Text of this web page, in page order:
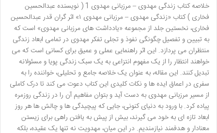
خلاصه کتاب زندگی مهدوی – مرزبانی مهدوی 1 ( نویسنده عبدالحسین
فخاری ) کتاب «زندگی مهدوی – مرزبانی مهدوی ۱» اثر گران قدر عبدالحسین
فخاری، نخستین جلد از مجموعه «یادداشت های مرزبانی مهدوی» است که
به تبیین و تفصیل چگونگی نفوذ و تجلی تفکر مهدوی در تمامی ابعاد زندگی
منتظران می پردازد. این اثر راهنمایی عملی و عمیق برای کسانی است که می
خواهند انتظار را از یک مفهوم انتزاعی به یک سبک زندگی پویا و مسئولانه
تبدیل کنند. این مقاله، به عنوان یک خلاصه جامع و تحلیلی، خواننده را به
سفری در اعماق ایده ها و نکات کلیدی این کتاب دعوت می کند تا درک کاملی
از مسیر مرزبانی مهدوی به دست آید و بتوان مفاهیم آن را در زندگی روزمره
پیاده کرد. با ورود به دنیای کنونی، جایی که پیچیدگی ها و چالش ها هر روز
ابعاد تازه ای به خود می گیرند، بیش از پیش به یافتن راهی برای زیستن
معنادار و هدفمند نیازمندیم. در این میان، مهدویت نه تنها یک عقیده، بلکه